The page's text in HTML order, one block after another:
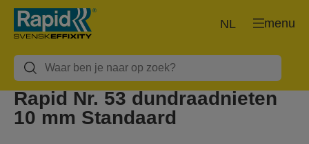
menu
NL
Rapid Nr. 53 dundraadnieten
10 mm Standaard